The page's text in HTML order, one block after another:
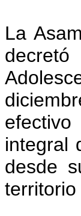
La
integral
desde
territorio